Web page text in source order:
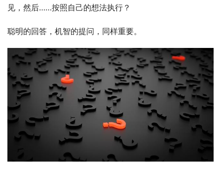
见，然后……按照自己的想法执行？
聪明的回答，机智的提问，同样重要。